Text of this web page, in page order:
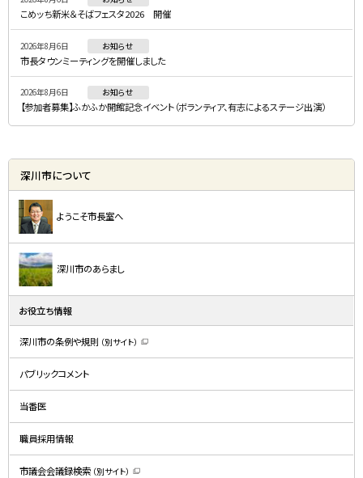
ュ
ー
こめッち新米＆そばフェスタ2026 開催
2026年8月6日 お知らせ
市長タウンミーティングを開催しました
2026年8月6日 お知らせ
【参加者募集】ふかふか開館記念イベント（ボランティア、有志によるステージ出演）
深川市について
ようこそ市長室へ
深川市のあらまし
お役立ち情報
深川市の条例や規則 （別サイト）
新
ン
で
す
）
パブリックコメント
当番医
職員採用情報
市議会会議録検索 （別サイト）